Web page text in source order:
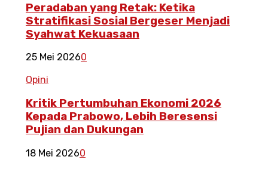
Peradaban yang Retak: Ketika
Stratifikasi Sosial Bergeser Menjadi
Syahwat Kekuasaan
25 Mei 20260
Opini
Kritik Pertumbuhan Ekonomi 2026
Kepada Prabowo, Lebih Beresensi
Pujian dan Dukungan
18 Mei 20260